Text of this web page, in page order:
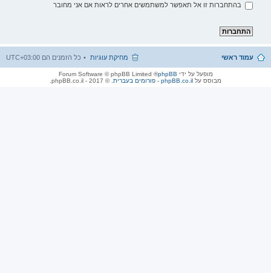
בהתחברות זו אל תאפשר למשתמשים אחרים לראות אם אני מחובר
עמוד ראשי כל הזמנים הם UTC+03:00 מחיקת עוגיות
מופעל על ידי phpBB
® Forum Software © phpBB Limited
מבוסס על phpBB.co.il - פורומים בעברית . © 2017 - phpBB.co.il.